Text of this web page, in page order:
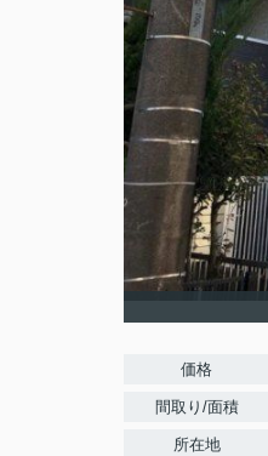
価格
間取り/面積
所在地